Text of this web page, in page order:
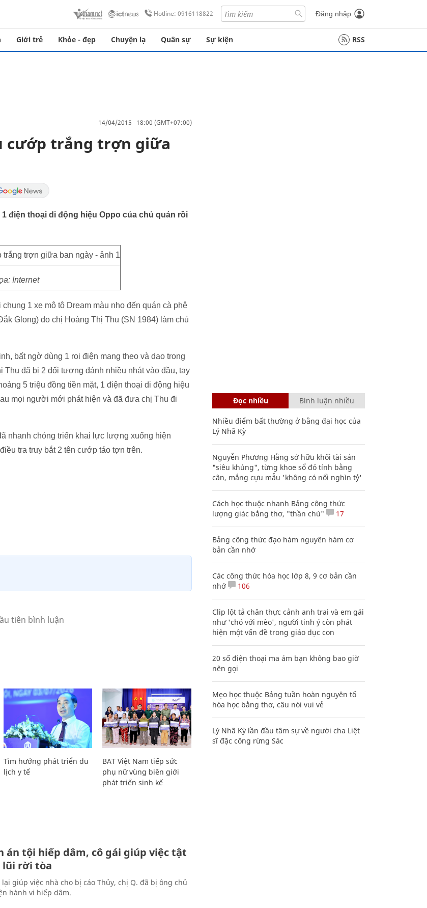
Hotline: 0916118822 Đăng nhập
Giới trẻ Khỏe - đẹp Chuyện lạ Quân sự Sự kiện RSS
14/04/2015 18:00 (GMT+07:00)
cướp trắng trợn giữa
điện thoại di động hiệu Oppo của chủ quán rồi
Internet
1 xe mô tô Dream màu nho đến quán cà phê
Glong) do chị Hoàng Thị Thu (SN 1984) làm chủ
bất ngờ dùng 1 roi điện mang theo và dao trong
đã bị 2 đối tượng đánh nhiều nhát vào đầu, tay
5 triệu đồng tiền mặt, 1 điện thoại di động hiệu
mọi người mới phát hiện và đã đưa chị Thu đi
nhanh chóng triển khai lực lượng xuống hiện
tra truy bắt 2 tên cướp táo tợn trên.
Tìm hướng phát triển du
lịch y tế
BAT Việt Nam tiếp sức
phụ nữ vùng biên giới
phát triển sinh kế
án tội hiếp dâm, cô gái giúp việc tật
lũi rời tòa
giúp việc nhà cho bị cáo Thủy, chị Q. đã bị ông chủ
hành vi hiếp dâm.
Đọc nhiều Bình luận nhiều
Nhiều điểm bất thường ở bằng đại học của
Lý Nhã Kỳ
Nguyễn Phương Hằng sở hữu khối tài sản
"siêu khủng", từng khoe sổ đỏ tính bằng
cân, mắng cựu mẫu 'không có nổi nghìn tỷ'
Cách học thuộc nhanh Bảng công thức
lượng giác bằng thơ, "thần chú"
17
Bảng công thức đạo hàm nguyên hàm cơ
bản cần nhớ
Các công thức hóa học lớp 8, 9 cơ bản cần
nhớ
106
Clip lột tả chân thực cảnh anh trai và em gái
như 'chó với mèo', người tinh ý còn phát
hiện một vấn đề trong giáo dục con
20 số điện thoại ma ám bạn không bao giờ
nên gọi
Mẹo học thuộc Bảng tuần hoàn nguyên tố
hóa học bằng thơ, câu nói vui vẻ
Lý Nhã Kỳ lần đầu tâm sự về người cha Liệt
sĩ đặc công rừng Sác